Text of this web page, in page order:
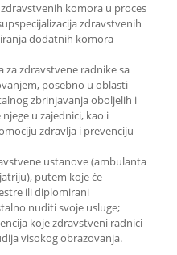
komora u proces
zdravstvenih
dodatnih komora
zdravstvene radnike sa
posebno u oblasti
zbrinjavanja oboljelih i
u zajednici, kao i
zdravlja i prevenciju
ustanove (ambulanta
putem koje će
ili diplomirani
nuditi svoje usluge;
koje zdravstveni radnici
visokog obrazovanja.